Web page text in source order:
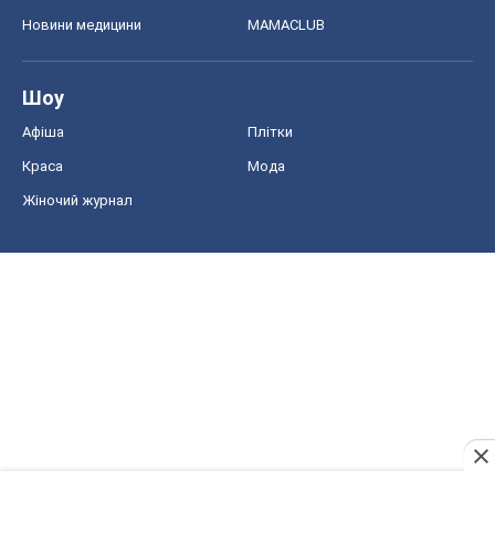
Новини медицини MAMACLUB
Шоу
Афіша Плітки
Краса Мода
Жіночий журнал